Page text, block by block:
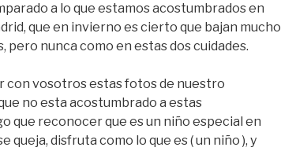
a lo que estamos acostumbrados en
que en invierno es cierto que bajan mucho
pero nunca como en estas dos cuidades.
con vosotros estas fotos de nuestro
no esta acostumbrado a estas
que reconocer que es un niño especial en
queja, disfruta como lo que es ( un niño ), y